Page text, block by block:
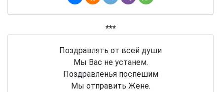
***
Поздравлять от всей души
Мы Вас не устанем.
Поздравленья поспешим
Мы отправить Жене.